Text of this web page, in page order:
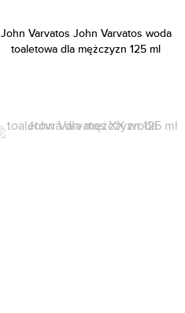
John Varvatos John Varvatos woda
toaletowa dla mężczyzn 125 ml